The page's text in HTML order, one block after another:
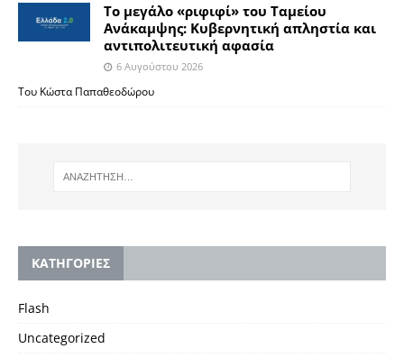
Το μεγάλο «ριφιφί» του Ταμείου
Ανάκαμψης: Κυβερνητική απληστία και
αντιπολιτευτική αφασία
6 Αυγούστου 2026
Του Κώστα Παπαθεοδώρου
KΑΤΗΓΟΡΙΕΣ
Flash
Uncategorized